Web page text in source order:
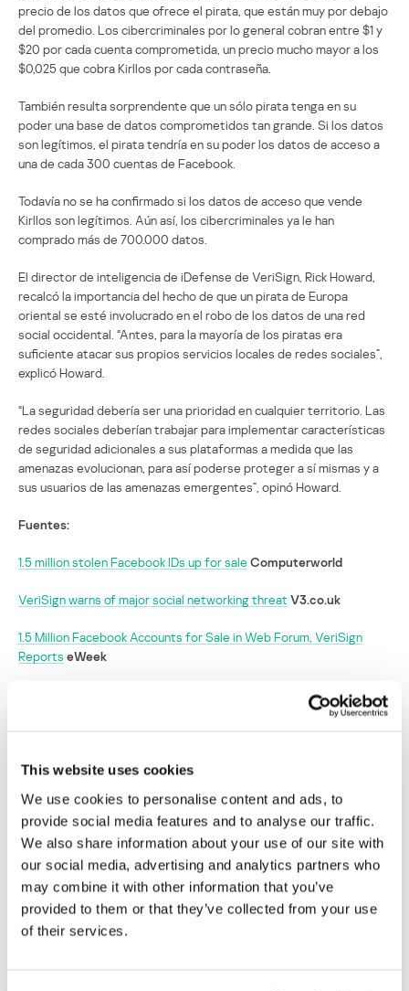
This website uses cookies
We use cookies to personalise content and ads, to
provide social media features and to analyse our traffic.
We also share information about your use of our site with
our social media, advertising and analytics partners who
may combine it with other information that you’ve
provided to them or that they’ve collected from your use
of their services.
precio de los datos que ofrece el pirata, que están muy por debajo
del promedio. Los cibercriminales por lo general cobran entre $1 y
$20 por cada cuenta comprometida, un precio mucho mayor a los
$0,025 que cobra Kirllos por cada contraseña.
También resulta sorprendente que un sólo pirata tenga en su
poder una base de datos comprometidos tan grande. Si los datos
son legítimos, el pirata tendría en su poder los datos de acceso a
una de cada 300 cuentas de Facebook.
Todavía no se ha confirmado si los datos de acceso que vende
Kirllos son legítimos. Aún así, los cibercriminales ya le han
comprado más de 700.000 datos.
El director de inteligencia de iDefense de VeriSign, Rick Howard,
recalcó la importancia del hecho de que un pirata de Europa
oriental se esté involucrado en el robo de los datos de una red
social occidental. “Antes, para la mayoría de los piratas era
suficiente atacar sus propios servicios locales de redes sociales”,
explicó Howard.
“La seguridad debería ser una prioridad en cualquier territorio. Las
redes sociales deberían trabajar para implementar características
de seguridad adicionales a sus plataformas a medida que las
amenazas evolucionan, para así poderse proteger a sí mismas y a
sus usuarios de las amenazas emergentes”, opinó Howard.
Fuentes:
1.5 million stolen Facebook IDs up for sale Computerworld
VeriSign warns of major social networking threat V3.co.uk
1.5 Million Facebook Accounts for Sale in Web Forum, VeriSign
Reports eWeek
Un pirata informático vende 1,5 millones de
Su dirección de correo electrónico no será publicada.
campos obligatorios están marcados con*
Nombre*